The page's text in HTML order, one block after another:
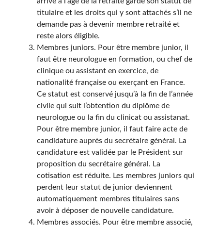
titulaire et les droits qui y sont attachés s’il ne
demande pas à devenir membre retraité et
reste alors éligible.
Membres juniors. Pour être membre junior, il
faut être neurologue en formation, ou chef de
clinique ou assistant en exercice, de
nationalité française ou exerçant en France.
Ce statut est conservé jusqu’à la fin de l’année
civile qui suit l’obtention du diplôme de
neurologue ou la fin du clinicat ou assistanat.
Pour être membre junior, il faut faire acte de
candidature auprès du secrétaire général. La
candidature est validée par le Président sur
proposition du secrétaire général. La
cotisation est réduite. Les membres juniors qui
perdent leur statut de junior deviennent
automatiquement membres titulaires sans
avoir à déposer de nouvelle candidature.
Membres associés. Pour être membre associé,